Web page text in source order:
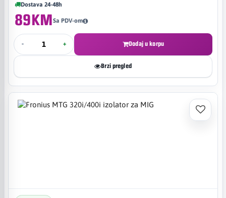
Dostava 24-48h
89KMSa PDV-om
- + Dodaj u korpu
Brzi pregled